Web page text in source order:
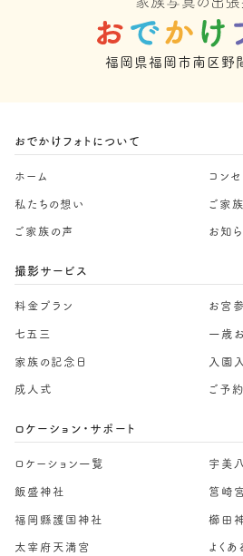
福岡県福岡市南区野
おでかけフォトについて
ホーム コンセ
私たちの想い ご家
ご家族の声 お知
撮影サービス
料金プラン お宮
七五三 一歳
家族の記念日 入園
成人式 ご予
ロケーション・サポート
ロケーション一覧 宇美
飯盛神社 筥崎宮
福岡縣護国神社 櫛田
太宰府天満宮 よくあ